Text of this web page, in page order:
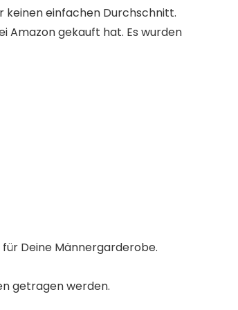
keinen einfachen Durchschnitt.
Amazon gekauft hat. Es wurden
für Deine Männergarderobe.
getragen werden.